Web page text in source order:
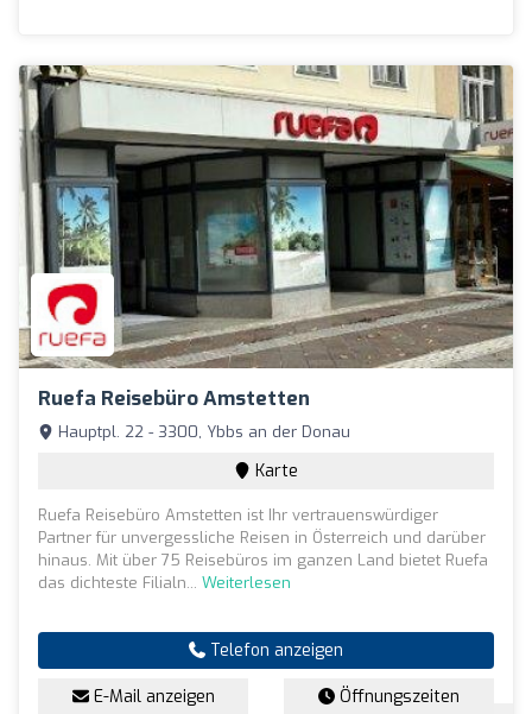
Ruefa Reisebüro Amstetten
Hauptpl. 22 - 3300, Ybbs an der Donau
Karte
Ruefa Reisebüro Amstetten ist Ihr vertrauenswürdiger
Partner für unvergessliche Reisen in Österreich und darüber
hinaus. Mit über 75 Reisebüros im ganzen Land bietet Ruefa
das dichteste Filialn... Weiterlesen
Telefon anzeigen
E-Mail anzeigen Öffnungszeiten